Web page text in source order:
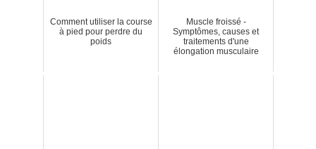
Comment utiliser la course
à pied pour perdre du
poids
Muscle froissé -
Symptômes, causes et
traitements d'une
élongation musculaire